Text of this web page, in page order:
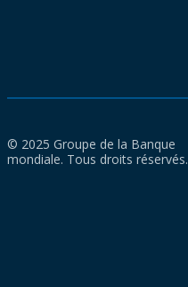
© 2025 Groupe de la Banque
mondiale. Tous droits réservés.